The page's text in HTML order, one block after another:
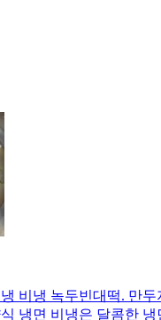
비냉 녹두빈대떡. 만
냉면 비냉은 달콤한